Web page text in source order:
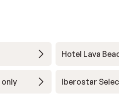
Hotel Lava
Iberostar